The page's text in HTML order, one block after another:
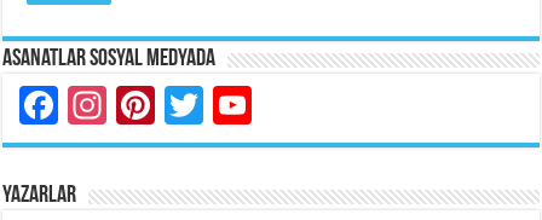
Asanatlar Sosyal Medyada
Facebook
Instagram
Pinterest
Twitter
YAZARLAR